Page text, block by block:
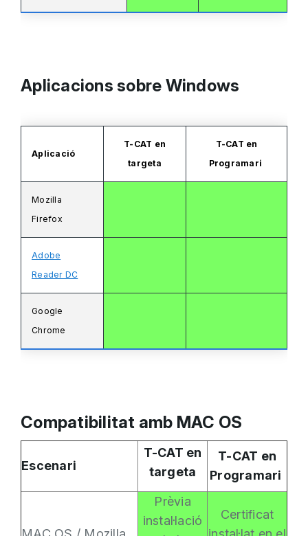
Aplicacions sobre Windows
Aplicació
T-CAT en
targeta
T-CAT en
Programari
Mozilla
Firefox
Adobe
Reader DC
Google
Chrome
Compatibilitat amb MAC OS
Escenari
T-CAT en
targeta
T-CAT en
Programari
Prèvia
instal·lació
Certificat